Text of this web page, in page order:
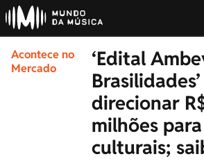
Acontece no
Mercado
‘Edital
direcionar
milhões
culturais;